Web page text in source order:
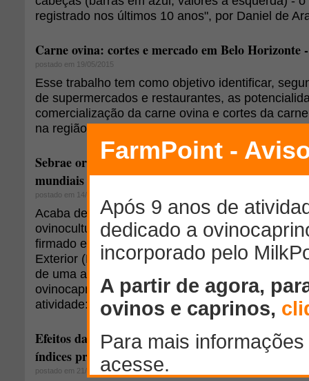
registrado nos últimos 10 anos", por Daniel de
Carne ovina: cortes e mercado em Belo
postado em 19/05/2015
Esse trabalho tem como objetivo identificar,
de supermercados e restaurantes, as
comercialização da carne ovina e cortes da
na região de Belo Horizonte - MG.
Sebrae orienta ovinocaprinocultores a buscarem
mundiais
postado em 14/05/2015
Acaba de sair do forno um estudo do Sebrae
ovinocultura de corte no Brasil. O trabalho é
firmado entre o Ministério do Desenvolvimento
Exterior (MDIC) e o Sebrae Paraíba. Trata-se de
de uma ação de benchmarketing internacional,
ovinocaprinocultura brasileira com a de países
atividade: Uruguai, Reino Unido, Nova Zelândia,
Efeitos da restrição nutricional durante a gestação
índices produtivos do rebanho - Parte I de III
postado em 21/11/2014